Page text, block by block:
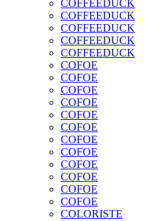
COFFEEDUCK
COFFEEDUCK
COFFEEDUCK
COFFEEDUCK
COFFEEDUCK
COFOE
COFOE
COFOE
COFOE
COFOE
COFOE
COFOE
COFOE
COFOE
COFOE
COFOE
COFOE
COLORISTE